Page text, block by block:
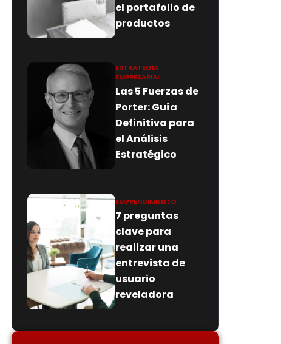
el portafolio de
productos
ESTRATEGIA
EMPRESARIAL
Las 5 Fuerzas de
Porter: Guía
Definitiva para
el Análisis
Estratégico
EMPRENDIMIENTO
7 preguntas
clave para
realizar una
entrevista de
usuario
reveladora